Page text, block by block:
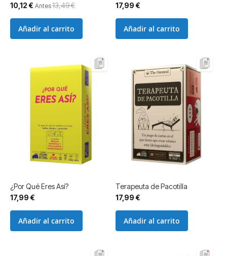
Precio
especial
10,12 € Antes13,49 €
Añadir al carrito
17,99 €
Añadir al carrito
¿Por Qué Eres Así?
17,99 €
Añadir al carrito
Terapeuta de Pacotilla
17,99 €
Añadir al carrito